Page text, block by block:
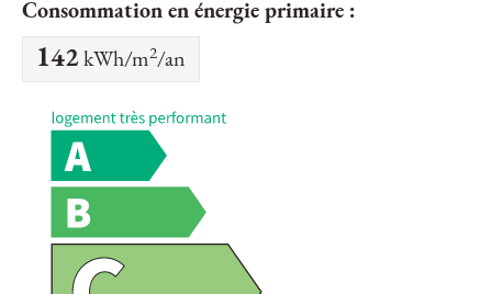
Consommation en énergie primaire :
142 kWh/m2/an